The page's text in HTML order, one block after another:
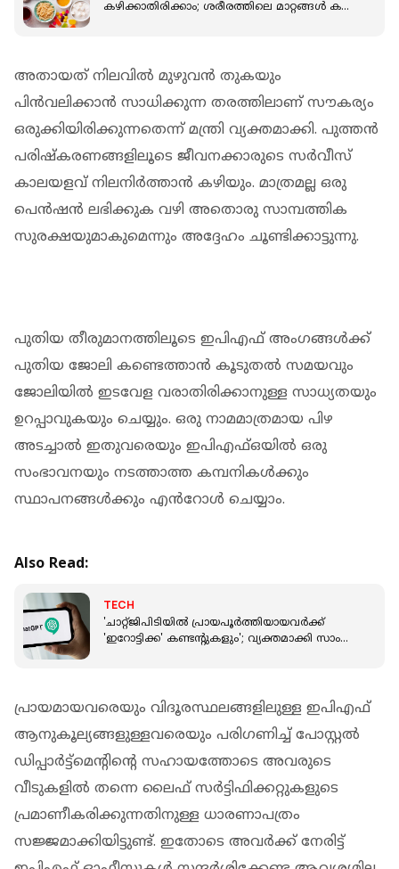
കഴിക്കാതിരിക്കാം; ശരീരത്തിലെ മാറ്റങ്ങള്‍ കണ്ട്
അതായത് നിലവിൽ മുഴുവൻ തുകയും
പിൻവലിക്കാൻ സാധിക്കുന്ന തരത്തിലാണ് സൗകര്യം
ഒരുക്കിയിരിക്കുന്നതെന്ന് മന്ത്രി വ്യക്തമാക്കി. പുത്തൻ
പരിഷ്‌കരണങ്ങളിലൂടെ ജീവനക്കാരുടെ സർവീസ്
കാലയളവ് നിലനിർത്താൻ കഴിയും. മാത്രമല്ല ഒരു
പെൻഷൻ ലഭിക്കുക വഴി അതൊരു സാമ്പത്തിക
സുരക്ഷയുമാകുമെന്നും അദ്ദേഹം ചൂണ്ടിക്കാട്ടുന്നു.
പുതിയ തീരുമാനത്തിലൂടെ ഇപിഎഫ് അംഗങ്ങൾക്ക്
പുതിയ ജോലി കണ്ടെത്താൻ കൂടുതൽ സമയവും
ജോലിയിൽ ഇടവേള വരാതിരിക്കാനുള്ള സാധ്യതയും
ഉറപ്പാവുകയും ചെയ്യും. ഒരു നാമമാത്രമായ പിഴ
അടച്ചാൽ ഇതുവരെയും ഇപിഎഫ്ഒയിൽ ഒരു
സംഭാവനയും നടത്താത്ത കമ്പനികൾക്കും
സ്ഥാപനങ്ങൾക്കും എൻറോൾ ചെയ്യാം.
Also Read:
TECH
'ചാറ്റ്ജിപിടിയില്‍ പ്രായപൂർത്തിയായവർക്ക്
'ഇറോട്ടിക്ക' കണ്ടന്റുകളും'; വ്യക്തമാക്കി സാം
പ്രായമായവരെയും വിദൂരസ്ഥലങ്ങളിലുള്ള ഇപിഎഫ്
ആനുകൂല്യങ്ങളുള്ളവരെയും പരിഗണിച്ച് പോസ്റ്റൽ
ഡിപ്പാർട്ട്‌മെൻ്റിൻ്റെ സഹായത്തോടെ അവരുടെ
വീടുകളിൽ തന്നെ ലൈഫ് സർട്ടിഫിക്കറ്റുകളുടെ
പ്രമാണീകരിക്കുന്നതിനുള്ള ധാരണാപത്രം
സജ്ജമാക്കിയിട്ടുണ്ട്. ഇതോടെ അവർക്ക് നേരിട്ട്